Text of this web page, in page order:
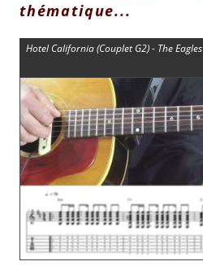
thématique...
Hotel California (Couplet G2) - The Eagles